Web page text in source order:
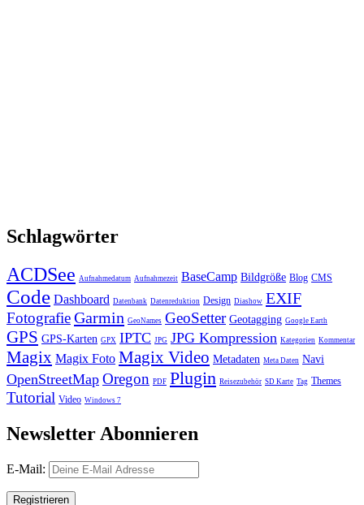
Schlagwörter
ACDSee Aufnahmedatum Aufnahmezeit BaseCamp Bildgröße Blog CMS
Code Dashboard Datenbank Datenreduktion Design Diashow EXIF
FotografieGarmin GeoNames GeoSetter Geotagging Google Earth
GPS GPS-Karten GPX IPTC JPG JPG Kompression Kategorien Kommentar
Magix Magix Foto Magix Video Metadaten Meta Daten Navi
OpenStreetMap Oregon PDF Plugin Reisezubehör SD Karte Tag Themes
Tutorial Video Windows 7
Newsletter Abonnieren
E-Mail: